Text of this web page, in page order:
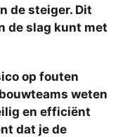
de steiger. Dit
de slag kunt met
op fouten
weten
en efficiënt
dat je de